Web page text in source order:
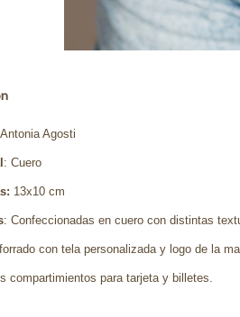
Agosti
: Cuero
13x10 cm
: Confeccionadas en cuero con distintas
con tela personalizada y logo de la
compartimientos para tarjeta y billetes.